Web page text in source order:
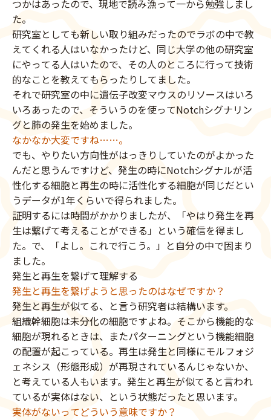
つかはあったので、現地で読み漁って一から勉強しまし
た。
研究室としても新しい取り組みだったのでラボの中で教
えてくれる人はいなかったけど、同じ大学の他の研究室
にやってる人はいたので、その人のところに行って技術
的なことを教えてもらったりしてました。
それで研究室の中に遺伝子改変マウスのリソースはいろ
いろあったので、そういうのを使ってNotchシグナリン
グと肺の発生を始めました。
なかなか大変ですね……。
でも、やりたい方向性がはっきりしていたのがよかった
んだと思うんですけど、発生の時にNotchシグナルが活
性化する細胞と再生の時に活性化する細胞が同じだとい
うデータが1年くらいで得られました。
証明するには時間がかかりましたが、「やはり発生を再
生は繋げて考えることができる」という確信を得まし
た。で、「よし。これで行こう。」と自分の中で固まり
ました。
発生と再生を繋げて理解する
発生と再生を繋げようと思ったのはなぜですか？
発生と再生が似てる、と言う研究者は結構います。
組織幹細胞は未分化の細胞ですよね。そこから機能的な
細胞が現れるときは、またパターニングという機能細胞
の配置が起こっている。再生は発生と同様にモルフォジ
ェネシス（形態形成）が再現されているんじゃないか、
と考えている人もいます。発生と再生が似てると言われ
ているが実体はない、という状態だったと思います。
実体がないってどういう意味ですか？